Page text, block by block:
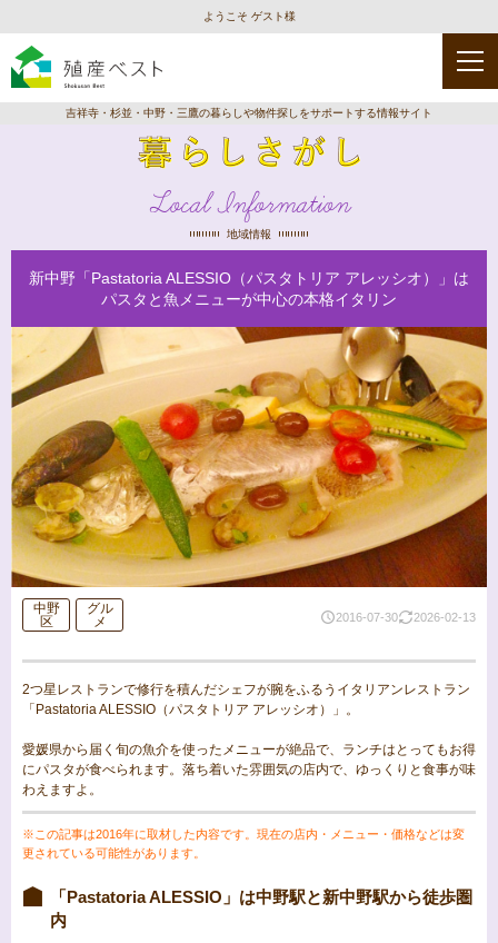
ようこそ ゲスト様
吉祥寺・杉並・中野・三鷹の暮らしや物件探しをサポートする情報サイト
Local Information
地域情報
新中野「Pastatoria ALESSIO（パスタトリア アレッシオ）」は
パスタと魚メニューが中心の本格イタリン
中野
区
グル
メ
2016-07-30 2026-02-13
2つ星レストランで修行を積んだシェフが腕をふるうイタリアンレストラン
「Pastatoria ALESSIO（パスタトリア アレッシオ）」。
愛媛県から届く旬の魚介を使ったメニューが絶品で、ランチはとってもお得
にパスタが食べられます。落ち着いた雰囲気の店内で、ゆっくりと食事が味
わえますよ。
※この記事は2016年に取材した内容です。現在の店内・メニュー・価格などは変
更されている可能性があります。
「Pastatoria ALESSIO」は中野駅と新中野駅から徒歩圏
内